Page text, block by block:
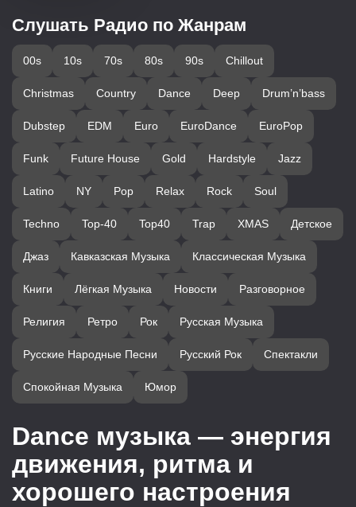
Слушать Радио по Жанрам
00s 10s 70s 80s 90s Chillout
Christmas Country Dance Deep Drum’n’bass
Dubstep EDM Euro EuroDance EuroPop
Funk Future House Gold Hardstyle Jazz
Latino NY Pop Relax Rock Soul
Techno Top-40 Top40 Trap XMAS Детское
Джаз Кавказская Музыка Классическая Музыка
Книги Лёгкая Музыка Новости Разговорное
Религия Ретро Рок Русская Музыка
Русские Народные Песни Русский Рок Спектакли
Спокойная Музыка Юмор
Dance музыка — энергия
движения, ритма и
хорошего настроения